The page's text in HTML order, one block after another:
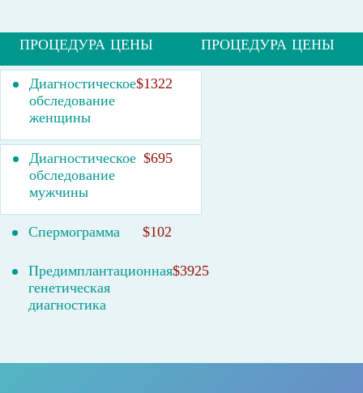
ПРОЦЕДУРА ЦЕНЫ ПРОЦЕДУРА ЦЕНЫ
Диагностическое
обследование
женщины
$1322
Диагностическое
обследование
мужчины
$695
Спермограмма $102
Предимплантационная
генетическая
диагностика
$3925